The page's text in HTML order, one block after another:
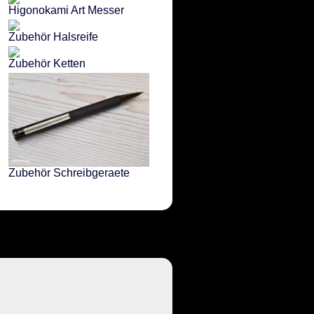
Higonokami Art Messer
Zubehör Halsreife
Zubehör Ketten
Zubehör Schreibgeraete